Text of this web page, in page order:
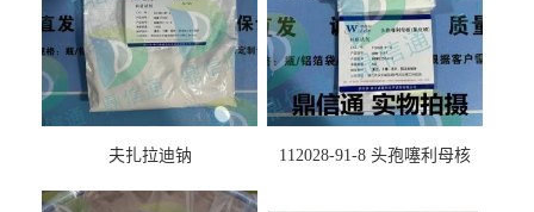
夫扎拉迪钠
112028-91-8 头孢噻利母核